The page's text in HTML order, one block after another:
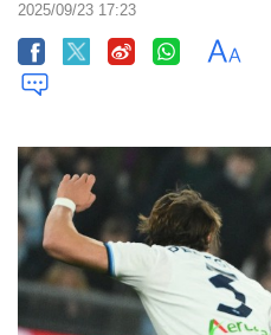
2025/09/23 17:23